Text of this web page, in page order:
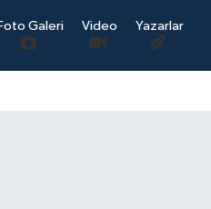
Galeri Video Yazarlar